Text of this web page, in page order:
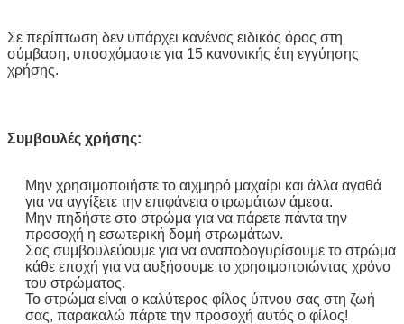
Σε περίπτωση δεν υπάρχει κανένας ειδικός όρος στη
σύμβαση, υποσχόμαστε για 15 κανονικής έτη εγγύησης
χρήσης.
Συμβουλές χρήσης:
Μην χρησιμοποιήστε το αιχμηρό μαχαίρι και άλλα αγαθά
για να αγγίξετε την επιφάνεια στρωμάτων άμεσα.
Μην πηδήστε στο στρώμα για να πάρετε πάντα την
προσοχή η εσωτερική δομή στρωμάτων.
Σας συμβουλεύουμε για να αναποδογυρίσουμε το στρώμα
κάθε εποχή για να αυξήσουμε το χρησιμοποιώντας χρόνο
του στρώματος.
Το στρώμα είναι ο καλύτερος φίλος ύπνου σας στη ζωή
σας, παρακαλώ πάρτε την προσοχή αυτός ο φίλος!